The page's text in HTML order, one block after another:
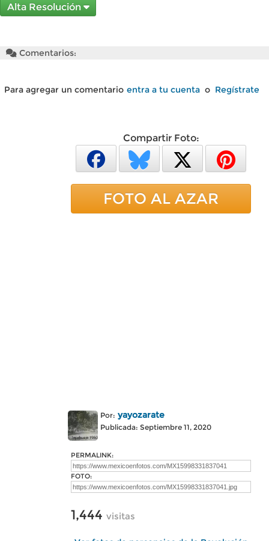
Alta Resolución
Comentarios:
Para agregar un comentario entra a tu cuenta o Regístrate
Compartir Foto:
FOTO AL AZAR
Por: yayozarate
Publicada: Septiembre 11, 2020
PERMALINK:
FOTO:
1,444 visitas